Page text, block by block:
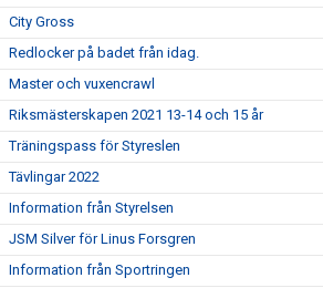
City Gross
Redlocker på badet från idag.
Master och vuxencrawl
Riksmästerskapen 2021 13-14 och 15 år
Träningspass för Styreslen
Tävlingar 2022
Information från Styrelsen
JSM Silver för Linus Forsgren
Information från Sportringen